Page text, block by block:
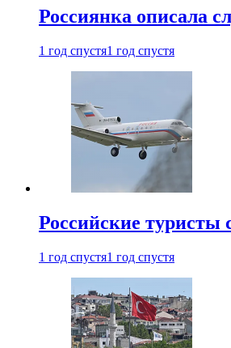
Россиянка описала
1 год спустя1 год спустя
Российские туристы
1 год спустя1 год спустя